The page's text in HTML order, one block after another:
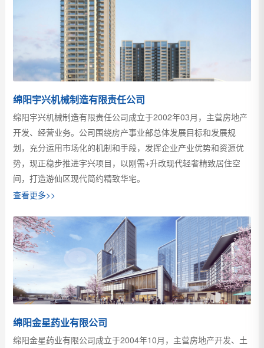
绵阳宇兴机械制造有限责任公司
绵阳宇兴机械制造有限责任公司成立于2002年03月，主营房地产
开发、经营业务。公司围绕房产事业部总体发展目标和发展规
划，充分运用市场化的机制和手段，发挥企业产业优势和资源优
势，现正稳步推进宇兴项目，以刚需+升改现代轻奢精致居住空
间，打造游仙区现代简约精致华宅。
查看更多>>
绵阳金星药业有限公司
绵阳金星药业有限公司成立于2004年10月，主营房地产开发、土